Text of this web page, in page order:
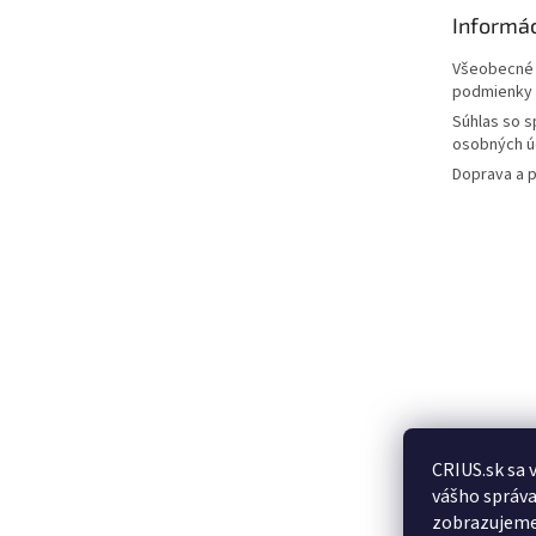
CRIUS.sk
vášho
podmienky
Súhlas so
osobných
Doprava a